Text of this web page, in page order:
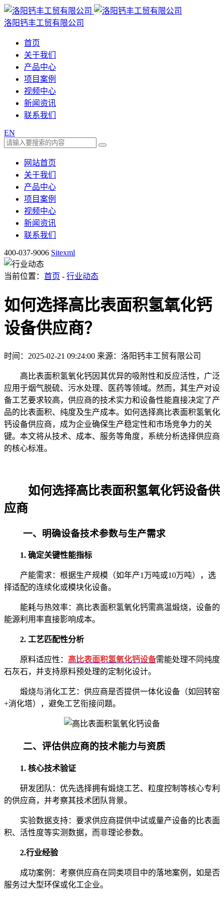
洛阳钙丰工贸有限公司
首页
关于我们
产品中心
项目案例
视频中心
新闻资讯
联系我们
EN
网站首页
关于我们
产品中心
项目案例
视频中心
新闻资讯
联系我们
400-037-9006 Sitexml
当前位置： 首页 - 行业动态
如何选择高比表面积氢氧化钙
设备供应商？
时间：2025-02-21 09:24:00 来源：洛阳钙丰工贸有限公司
高比表面积氢氧化钙因其优异的吸附性和反应活性，广泛
应用于烟气脱硫、污水处理、医药等领域。然而，其生产对设
备工艺要求较高，供应商的技术实力和设备性能直接决定了产
品的比表面积、纯度及生产成本。如何选择高比表面积氢氧化
钙设备供应商，成为企业确保生产稳定性和市场竞争力的关
键。本文将从技术、成本、服务等角度，系统分析选择供应商
的核心标准。
如何选择高比表面积氢氧化钙设备供
应商
一、明确设备技术参数与生产需求
1. 确定关键性能指标
产能需求：根据生产规模（如年产1万吨或10万吨），选
择适配的连续化或模块化设备。
能耗与热效率：高比表面积氢氧化钙需高温煅烧，设备的
能源利用率直接影响成本。
2. 工艺匹配性分析
原料适应性： 高比表面积氢氧化钙设备需能处理不同纯度
石灰石，并支持原料预处理的定制化设计。
煅烧与消化工艺：供应商是否提供一体化设备（如回转窑
+消化塔），避免工艺衔接问题。
二、评估供应商的技术能力与资质
1. 核心技术验证
研发团队：优先选择拥有煅烧工艺、粒度控制等核心专利
的供应商，并考察其技术团队背景。
实验数据支持：要求供应商提供中试或量产设备的比表面
积、活性度等实测数据，而非理论参数。
2.行业经验
成功案例：考察供应商在同类项目中的落地案例，如是否
服务过大型环保或化工企业。